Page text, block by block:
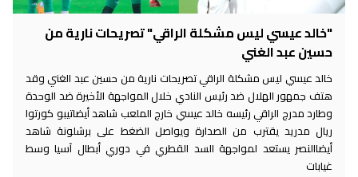
"خالد عيسي ليس مشكلة الراقي" تصريحات نارية من
حسين عبد الغني
خالد عيسي ليس مشكلة الراقي تصريحات نارية من حسين عبد الغني وقد
هتف جمهور الهلال ضد رئيس النادي خلال المواجهة الأخيرة ضد الوحدة
وطارد مدرج الراقي رئيسه خالد عيسي خارج الملعب شاهد أيضاتيبو كورتوا
ريال مدريد يقترب من الصدارة ويواصل الضغط على برشلونة شاهد
أيضاالنصر يستعد لمواجهة السد القطري في دوري أبطال آسيا وسط
غيابات